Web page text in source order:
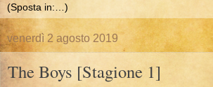
venerdì 2 agosto 2019
The Boys [Stagione 1]